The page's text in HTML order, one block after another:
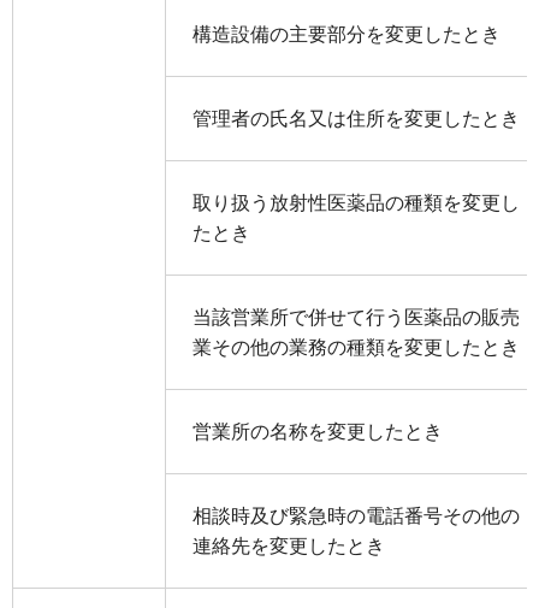
構造設備の主要部分を変更したとき
管理者の氏名又は住所を変更したとき
取り扱う放射性医薬品の種類を変更し
たとき
当該営業所で併せて行う医薬品の販売
業その他の業務の種類を変更したとき
営業所の名称を変更したとき
相談時及び緊急時の電話番号その他の
連絡先を変更したとき